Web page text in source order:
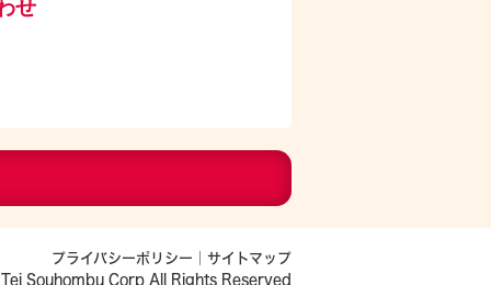
せ
プライバシーポリシー
サイトマップ
Souhombu Corp All Rights Reserved